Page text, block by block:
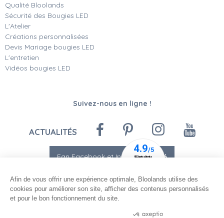
Qualité Bloolands
Sécurité des Bougies LED
L'Atelier
Créations personnalisées
Devis Mariage bougies LED
L'entretien
Vidéos bougies LED
Suivez-nous en ligne !
ACTUALITÉS
Fan Facebook et Instagram-10%
Afin de vous offrir une expérience optimale, Bloolands utilise des
cookies pour améliorer son site, afficher des contenus personnalisés
et pour le bon fonctionnement du site.